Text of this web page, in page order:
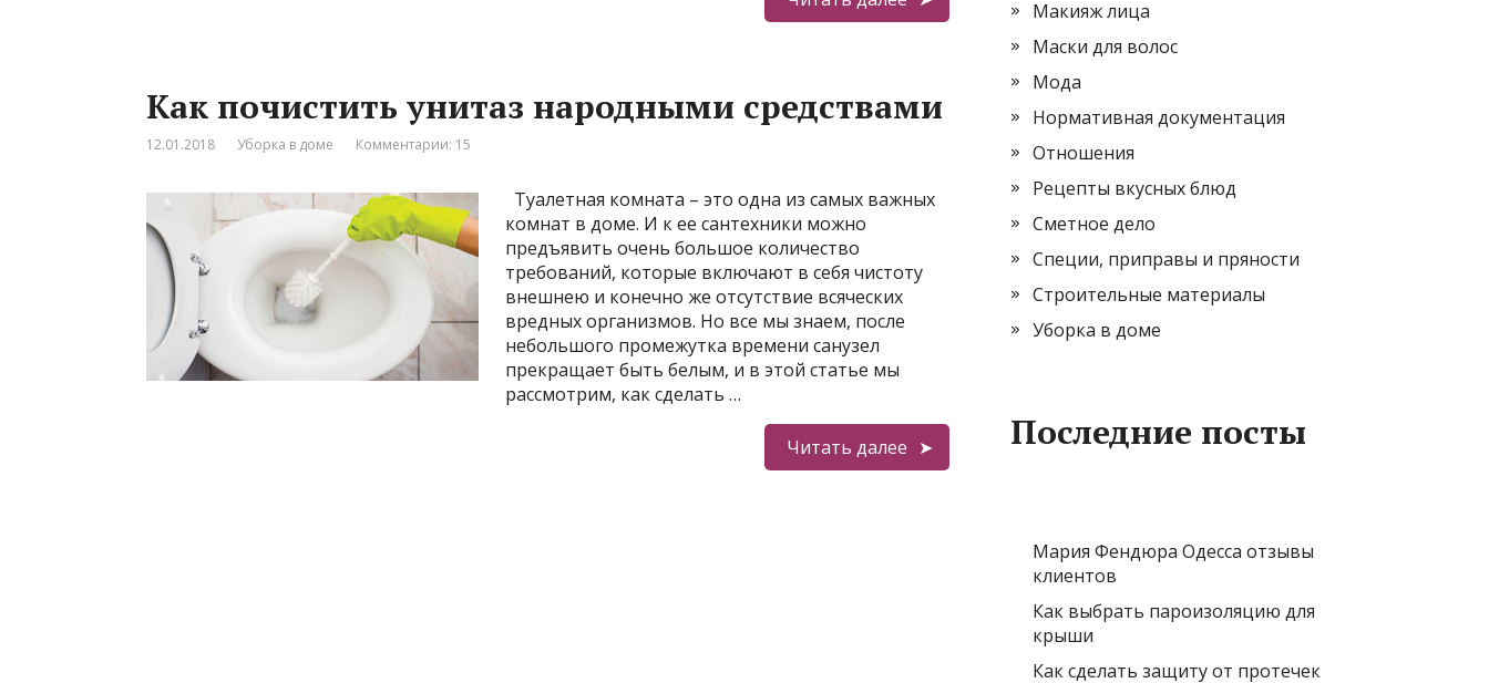
Как почистить унитаз народными средствами
12.01.2018 Уборка в доме Комментарии: 15
Туалетная комната – это одна из самых важных
комнат в доме. И к ее сантехники можно
предъявить очень большое количество
требований, которые включают в себя чистоту
внешнею и конечно же отсутствие всяческих
вредных организмов. Но все мы знаем, после
небольшого промежутка времени санузел
прекращает быть белым, и в этой статье мы
рассмотрим, как сделать …
Читать далее
Макияж лица
Маски для волос
Мода
Нормативная документация
Отношения
Рецепты вкусных блюд
Сметное дело
Специи, приправы и пряности
Строительные материалы
Уборка в доме
Последние посты
Мария Фендюра Одесса отзывы
клиентов
Как выбрать пароизоляцию для
крыши
Как сделать защиту от протечек